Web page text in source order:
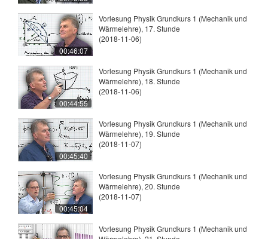
00:46:07
Vorlesung Physik Grundkurs 1 (Mechanik und
Wärmelehre), 17. Stunde
(2018-11-06)
00:44:55
Vorlesung Physik Grundkurs 1 (Mechanik und
Wärmelehre), 18. Stunde
(2018-11-06)
00:45:40
Vorlesung Physik Grundkurs 1 (Mechanik und
Wärmelehre), 19. Stunde
(2018-11-07)
00:45:04
Vorlesung Physik Grundkurs 1 (Mechanik und
Wärmelehre), 20. Stunde
(2018-11-07)
Vorlesung Physik Grundkurs 1 (Mechanik und